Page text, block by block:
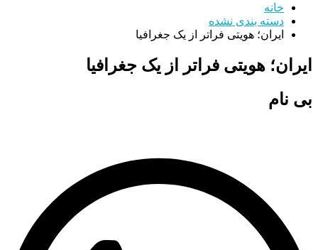
خانه
دسته بندی نشده
ایران؛ هویتی فراتر از یک جغرافیا
ایران؛ هویتی فراتر از یک جغرافیا
بی نام